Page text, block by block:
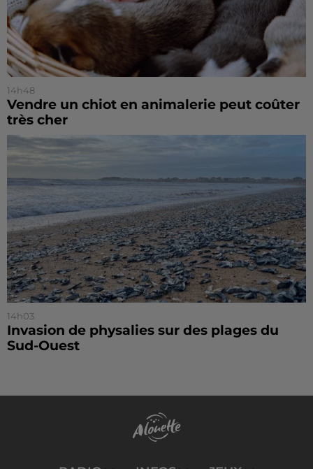
14h48
Vendre un chiot en animalerie peut coûter
très cher
14h03
Invasion de physalies sur des plages du
Sud-Ouest